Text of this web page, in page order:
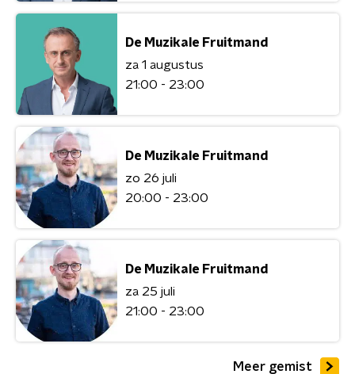
De Muzikale Fruitmand
za 1 augustus
21:00 - 23:00
De Muzikale Fruitmand
zo 26 juli
20:00 - 23:00
De Muzikale Fruitmand
za 25 juli
21:00 - 23:00
Meer gemist